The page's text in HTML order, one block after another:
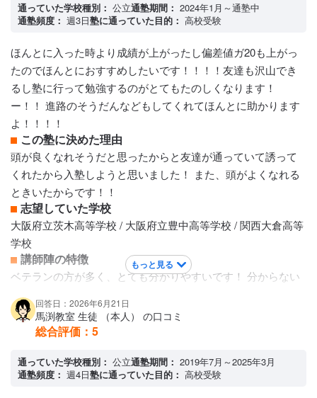
容まで学べるカリキュラムになっています。定期テスト対策
と受験対策の両方がバランス良く組み込まれており、段階的
習や演習の機会も設けられているため、理解の定着につなが
りました。
保護者への連絡手段
塾専用アプリ
アクセス・周りの環境
大通りに面しており通塾しやすい立地です。周辺も比較的明
るく、夜間でも安心して通わせることができました。
通っていた学校種別： 公立通塾期間： 2024年1月～通塾中
通塾頻度： 週3日塾に通っていた目的： 高校受験
ほんとに入った時より成績が上がったし偏差値ガ20も上がっ
たのでほんとにおすすめしたいです！！！！友達も沢山でき
るし塾に行って勉強するのがとてもたのしくなります！
ー！！ 進路のそうだんなどもしてくれてほんとに助かります
よ！！！！
この塾に決めた理由
頭が良くなれそうだと思ったからと友達が通っていて誘って
くれたから入塾しようと思いました！ また、頭がよくなれる
ときいたからです！！
志望していた学校
大阪府立茨木高等学校 / 大阪府立豊中高等学校 / 関西大倉高等
学校
講師陣の特徴
ベテランの方が多く、とても分かりやすいです！ 分からない
くれて、家庭学習もしっかり応援してくれます！優しい方が
多いです！ あまり怒られませんよ！
基本問題→標準問題→発展問題の順です！ カラーはある教科
とない教科があります！！ 図や絵などが乗っていてとてもわ
もっと見る
回答日：2026年6月21日
馬渕教室 生徒 （本人） の口コミ
総合評価： 5
通っていた学校種別： 公立通塾期間： 2019年7月～2025年3月
通塾頻度： 週4日塾に通っていた目的： 高校受験